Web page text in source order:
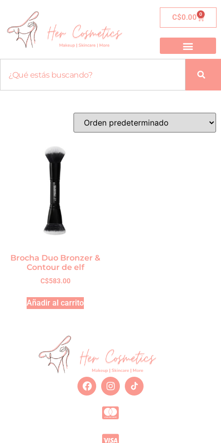
C$0.00 0
Brocha Duo Bronzer &
Contour de elf
C$583.00
Añadir al carrito